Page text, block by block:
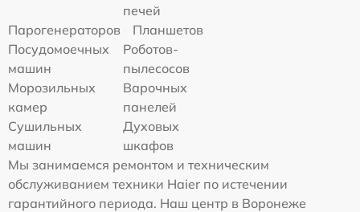
печей
Парогенераторов
Планшетов
Посудомоечных
машин
Роботов-
пылесосов
Морозильных
камер
Варочных
панелей
Сушильных
машин
Духовых
шкафов
Мы занимаемся ремонтом и техническим
обслуживанием техники Haier по истечении
гарантийного периода. Наш центр в Воронеже